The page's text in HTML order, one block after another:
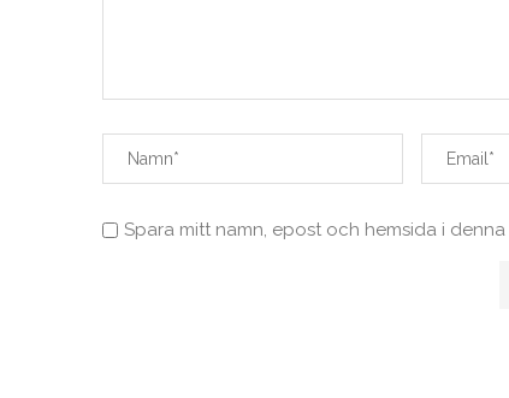
Spara mitt namn, epost och hemsida i